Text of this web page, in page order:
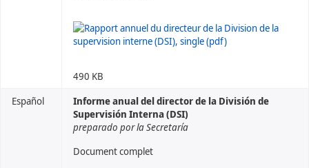
490 KB
Español
Informe anual del director de la División de
Supervisión Interna (DSI)
preparado por la Secretaría
Document complet